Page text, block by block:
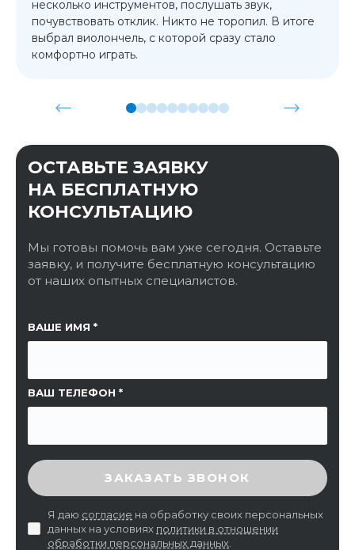
несколько инструментов, послушать звук,
почувствовать отклик. Никто не торопил. В итоге
выбрал виолончель, с которой сразу стало
комфортно играть.
ОСТАВЬТЕ ЗАЯВКУ
НА БЕСПЛАТНУЮ
КОНСУЛЬТАЦИЮ
Мы готовы помочь вам уже сегодня. Оставьте
заявку, и получите бесплатную консультацию
от наших опытных специалистов.
ВАШЕ ИМЯ
ВАШ ТЕЛЕФОН
ССЫЛКА НА СТРАНИЦУ
ВВЕДИТЕ ПРОВЕРОЧНЫЙ КОД
ЗАКАЗАТЬ ЗВОНОК
Я даю согласие на обработку своих персональных
данных на условиях политики в отношении
обработки персональных данных